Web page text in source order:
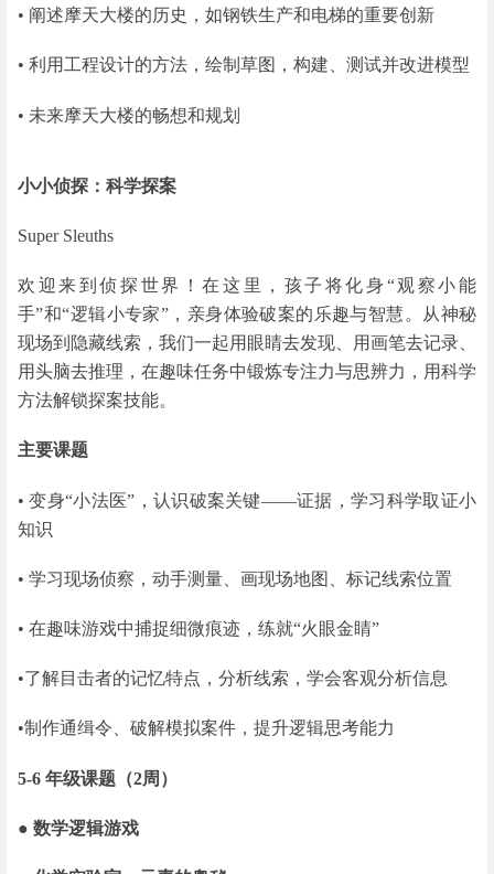
• 阐述摩天大楼的历史，如钢铁生产和电梯的重要创新
• 利用工程设计的方法，绘制草图，构建、测试并改进模型
• 未来摩天大楼的畅想和规划
小小侦探：科学探案
Super Sleuths
欢迎来到侦探世界！在这里，孩子将化身“观察小能
手”和“逻辑小专家”，亲身体验破案的乐趣与智慧。从神秘
现场到隐藏线索，我们一起用眼睛去发现、用画笔去记录、
用头脑去推理，在趣味任务中锻炼专注力与思辨力，用科学
方法解锁探案技能。
主要课题
• 变身“小法医”，认识破案关键——证据，学习科学取证小
知识
• 学习现场侦察，动手测量、画现场地图、标记线索位置
• 在趣味游戏中捕捉细微痕迹，练就“火眼金睛”
•了解目击者的记忆特点，分析线索，学会客观分析信息
•制作通缉令、破解模拟案件，提升逻辑思考能力
5-6 年级课题（2周）
● 数学逻辑游戏